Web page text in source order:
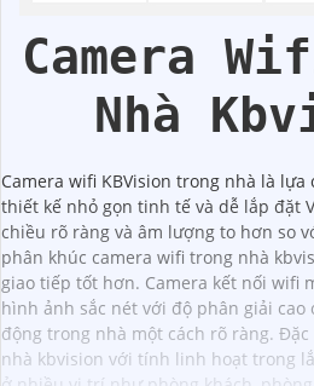
Camera
Nhà
Camera wifi KBVision trong nhà là
thiết kế nhỏ gọn tinh tế và dễ lắp đặt
chiều rõ ràng và âm lượng to hơn so
phân khúc camera wifi trong nhà
giao tiếp tốt hơn. Camera kết nối wifi
hình ảnh sắc nét với độ phân giải
động trong nhà một cách rõ ràng.
nhà kbvision với tính linh hoạt trong